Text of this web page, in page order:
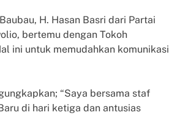
H. Hasan Basri dari Partai
bertemu dengan Tokoh
ini untuk memudahkan komunikasi
“Saya bersama staf
di hari ketiga dan antusias